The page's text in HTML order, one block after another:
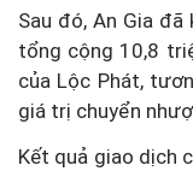
Sau đó, An Gia
tổng cộng 10,8
của Lộc Phát,
giá trị chuyển
Kết quả giao dịch